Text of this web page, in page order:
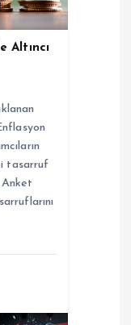
Altıncı
tasarruf